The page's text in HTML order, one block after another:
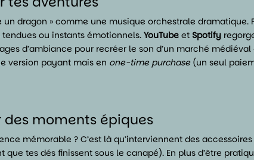
dragon » comme une musique orchestrale dramatique.
ou instants émotionnels. YouTubeet Spotify
d’ambiance pour recréer le son d’un marché
version payant mais en one-time purchase(un seul
des moments épiques
mémorable ? C’est là qu’interviennent des
tes dés finissent sous le canapé). En plus d’être